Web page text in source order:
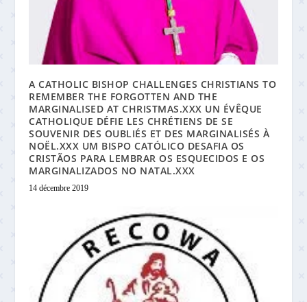
A CATHOLIC BISHOP CHALLENGES CHRISTIANS TO
REMEMBER THE FORGOTTEN AND THE
MARGINALISED AT CHRISTMAS.XXX UN ÉVÊQUE
CATHOLIQUE DÉFIE LES CHRÉTIENS DE SE
SOUVENIR DES OUBLIÉS ET DES MARGINALISÉS À
NOËL.XXX UM BISPO CATÓLICO DESAFIA OS
CRISTÃOS PARA LEMBRAR OS ESQUECIDOS E OS
MARGINALIZADOS NO NATAL.XXX
14 décembre 2019